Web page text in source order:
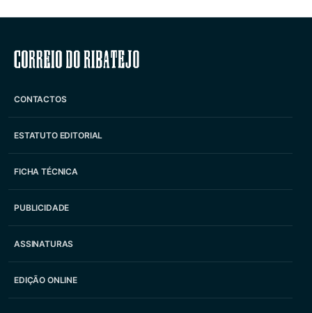
Correio do Ribatejo
CONTACTOS
ESTATUTO EDITORIAL
FICHA TÉCNICA
PUBLICIDADE
ASSINATURAS
EDIÇÃO ONLINE